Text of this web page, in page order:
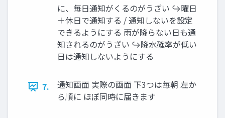
に、毎日通知がくるのがうざい ↪︎曜日
＋休日で通知する / 通知しないを設定
できるようにする 雨が降らない日も通
知されるのがうざい ↪︎降水確率が低い
日は通知しないようにする
7.
通知画面 実際の画面 下3つは毎朝 左か
ら順に ほぼ同時に届きます